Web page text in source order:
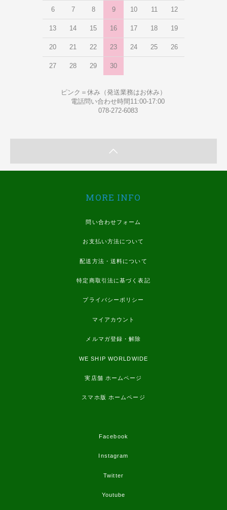
6 7 8 9 10 11 12
13 14 15 16 17 18 19
20 21 22 23 24 25 26
27 28 29 30
ピンク＝休み（発送業務はお休み）
電話問い合わせ時間11:00-17:00
078-272-6083
MORE INFO
問い合わせフォーム
お支払い方法について
配送方法・送料について
特定商取引法に基づく表記
プライバシーポリシー
マイアカウント
メルマガ登録・解除
WE SHIP WORLDWIDE
実店舗 ホームページ
スマホ版 ホームページ
Facebook
Instagram
Twitter
Youtube